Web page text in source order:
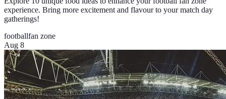
experience. Bring more excitement and flavour to your match day
gatherings!
footballfan zone
Aug 8